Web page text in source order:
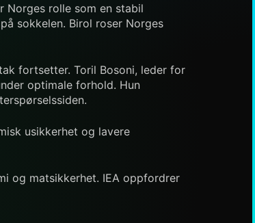
Norges rolle som en stabil
sokkelen. Birol roser Norges
fortsetter. Toril Bosoni, leder for
optimale forhold. Hun
usikkerhet og lavere
og matsikkerhet. IEA oppfordrer